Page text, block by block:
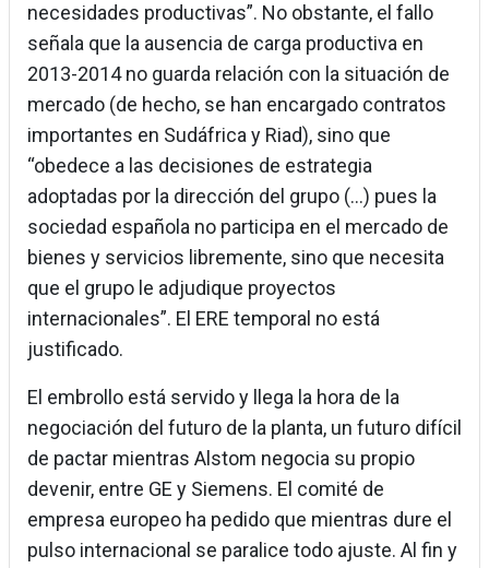
necesidades productivas”. No obstante, el fallo
señala que la ausencia de carga productiva en
2013-2014 no guarda relación con la situación de
mercado (de hecho, se han encargado contratos
importantes en Sudáfrica y Riad), sino que
“obedece a las decisiones de estrategia
adoptadas por la dirección del grupo (...) pues la
sociedad española no participa en el mercado de
bienes y servicios libremente, sino que necesita
que el grupo le adjudique proyectos
internacionales”. El ERE temporal no está
justificado.
El embrollo está servido y llega la hora de la
negociación del futuro de la planta, un futuro difícil
de pactar mientras Alstom negocia su propio
devenir, entre GE y Siemens. El comité de
empresa europeo ha pedido que mientras dure el
pulso internacional se paralice todo ajuste. Al fin y